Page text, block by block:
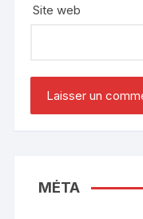
Site web
MÉTA